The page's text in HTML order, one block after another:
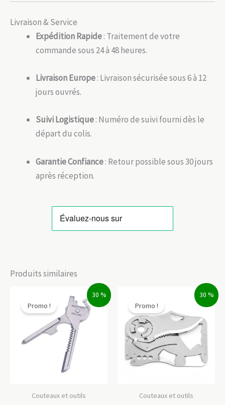
Livraison & Service
Expédition Rapide: Traitement de votre
commande sous 24 à 48 heures.
Livraison Europe: Livraison sécurisée sous 6 à 12
jours ouvrés.
Suivi Logistique: Numéro de suivi fourni dès le
départ du colis.
Garantie Confiance: Retour possible sous 30 jours
après réception.
Produits similaires
30 %
Promo !
Couteaux et outils
30 %
Promo !
Couteaux et outils